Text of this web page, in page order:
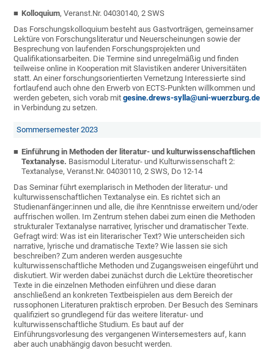
Kolloquium, Veranst.Nr. 04030140, 2 SWS
Das Forschungskolloquium besteht aus Gastvorträgen, gemeinsamer
Lektüre von Forschungsliteratur und Neuerscheinungen sowie der
Besprechung von laufenden Forschungsprojekten und
Qualifikationsarbeiten. Die Termine sind unregelmäßig und finden
teilweise online in Kooperation mit Slavistiken anderer Universitäten
statt. An einer forschungsorientierten Vernetzung Interessierte sind
fortlaufend auch ohne den Erwerb von ECTS-Punkten willkommen und
werden gebeten, sich vorab mitgesine.drews-sylla@uni-wuerzburg.de
in Verbindung zu setzen.
Sommersemester 2023
Einführung in Methoden der literatur- und kulturwissenschaftlichen
Textanalyse. Basismodul Literatur- und Kulturwissenschaft 2:
Textanalyse, Veranst.Nr. 04030110, 2 SWS, Do 12-14
Das Seminar führt exemplarisch in Methoden der literatur- und
kulturwissenschaftlichen Textanalyse ein. Es richtet sich an
Studienanfänger:innen und alle, die ihre Kenntnisse erweitern und/oder
auffrischen wollen. Im Zentrum stehen dabei zum einen die Methoden
strukturaler Textanalyse narrativer, lyrischer und dramatischer Texte.
Gefragt wird: Was ist ein literarischer Text? Wie unterscheiden sich
narrative, lyrische und dramatische Texte? Wie lassen sie sich
beschreiben? Zum anderen werden ausgesuchte
kulturwissenschaftliche Methoden und Zugangsweisen eingeführt und
diskutiert. Wir werden dabei zunächst durch die Lektüre theoretischer
Texte in die einzelnen Methoden einführen und diese daran
anschließend an konkreten Textbeispielen aus dem Bereich der
russophonen Literaturen praktisch erproben. Der Besuch des Seminars
qualifiziert so grundlegend für das weitere literatur- und
kulturwissenschaftliche Studium. Es baut auf der
Einführungsvorlesung des vergangenen Wintersemesters auf, kann
aber auch unabhängig davon besucht werden.